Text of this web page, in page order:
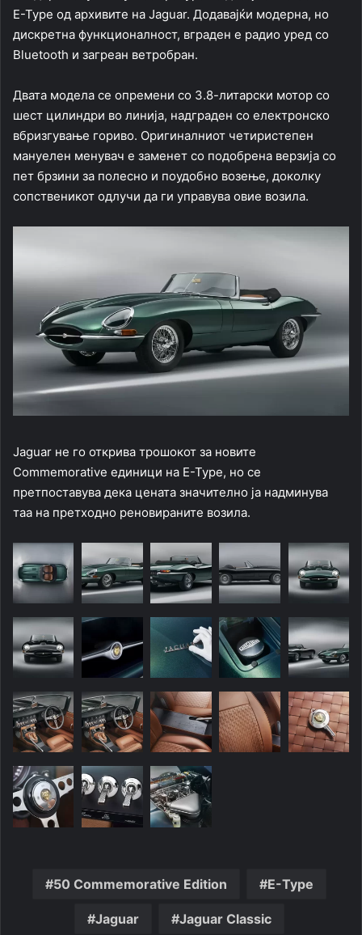
E-Type од архивите на Jaguar. Додавајќи модерна, но
дискретна функционалност, вграден е радио уред со
Bluetooth и загреан ветробран.
Двата модела се опремени со 3.8-литарски мотор со
шест цилиндри во линија, надграден со електронско
вбризгување гориво. Оригиналниот четиристепен
мануелен менувач е заменет со подобрена верзија со
пет брзини за полесно и поудобно возење, доколку
сопственикот одлучи да ги управува овие возила.
Jaguar не го открива трошокот за новите
Commemorative единици на E-Type, но се
претпоставува дека цената значително ја надминува
таа на претходно реновираните возила.
50 Commemorative Edition E-Type
Jaguar Jaguar Classic